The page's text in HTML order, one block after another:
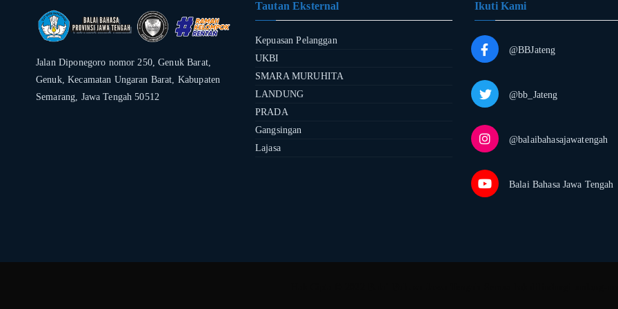
Jalan Diponegoro nomor 250, Genuk Barat,
Genuk, Kecamatan Ungaran Barat, Kabupaten
Semarang, Jawa Tengah 50512
Tautan Eksternal
Kepuasan Pelanggan
UKBI
SMARA MURUHITA
LANDUNG
PRADA
Gangsingan
Lajasa
Ikuti Kami
@BBJateng
@bb_Jateng
@balaibahasajawatengah
Balai Bahasa Jawa Tengah